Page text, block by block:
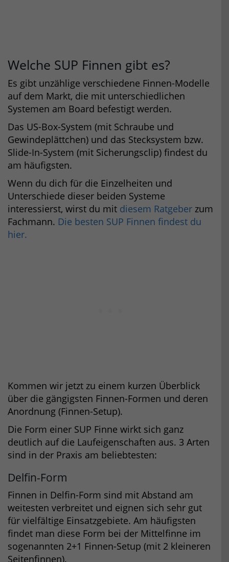
Welche SUP Finnen gibt es?
Es gibt unzählige verschiedene Finnen-Modelle
auf dem Markt, die mit unterschiedlichen
Systemen am Board befestigt werden.
Das US-Box-System (mit Schraube und
Gewindeplättchen) und das Stecksystem bzw.
Slide-In-System (mit Sicherungsclip) findest du
am häufigsten.
Wenn du dich für die Einzelheiten und
Unterschiede dieser beiden Systeme
interessierst, wirst du mit diesem Ratgeber zum
Fachmann. Die besten SUP Finnen findest du
hier.
Kommen wir jetzt zu einem kurzen Überblick
über die gängigsten Finnen-Formen und deren
Anordnung (Finnen-Setup).
Die Form einer SUP Finne wirkt sich ganz
deutlich auf die Laufeigenschaften aus. 3 Arten
sind in der Praxis am beliebtesten:
Delfin-Form
Finnen in Delfin-Form sind mit Abstand am
weitesten verbreitet und eignen sich sehr gut
für vielfältige Einsatzgebiete. Am häufigsten
findet man diese Form bei der Mittelfinne im
sogenannten 2+1 Finnen-Setup (mit 2 kleineren
Seitenfinnen).